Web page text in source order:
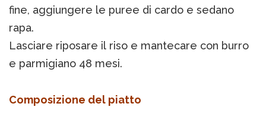
fine, aggiungere le puree di cardo e sedano
rapa.
Lasciare riposare il riso e mantecare con burro
e parmigiano 48 mesi.
Composizione del piatto